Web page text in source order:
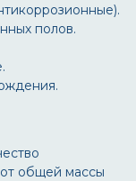
полов.
общей массы